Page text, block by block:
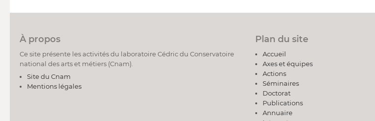
À propos
Ce site présente les activités du laboratoire Cédric du Conservatoire
national des arts et métiers (Cnam).
Site du Cnam
Mentions légales
Plan du site
Accueil
Axes et équipes
Actions
Séminaires
Doctorat
Publications
Annuaire